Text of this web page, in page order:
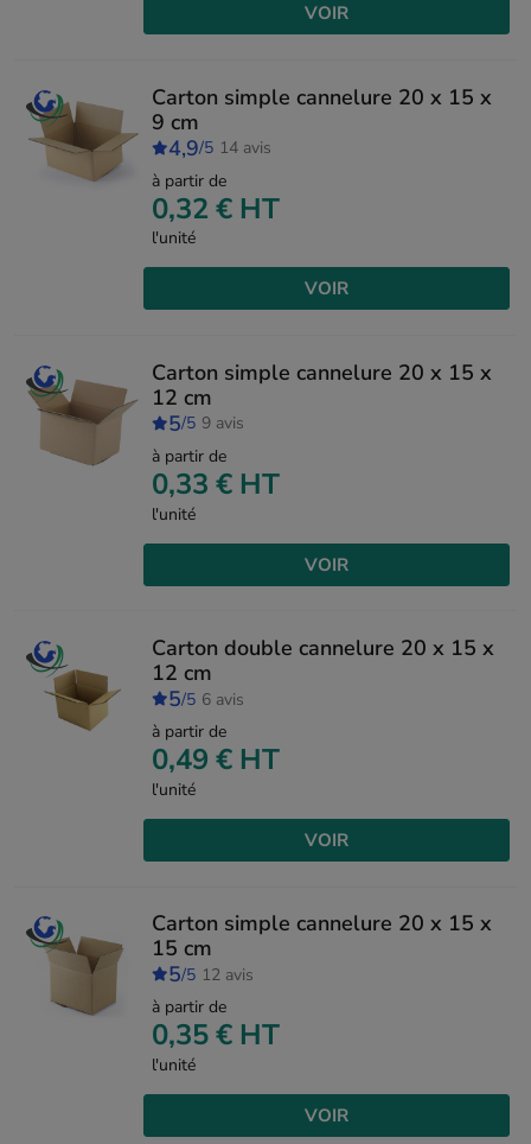
VOIR
Carton simple cannelure 20 x 15 x
9 cm
4,9/5 14 avis
à partir de
0,32 € HT
l'unité
VOIR
Carton simple cannelure 20 x 15 x
12 cm
5/5 9 avis
à partir de
0,33 € HT
l'unité
VOIR
Carton double cannelure 20 x 15 x
12 cm
5/5 6 avis
à partir de
0,49 € HT
l'unité
VOIR
Carton simple cannelure 20 x 15 x
15 cm
5/5 12 avis
à partir de
0,35 € HT
l'unité
VOIR